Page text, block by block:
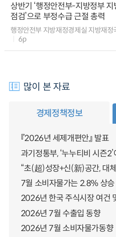
상반기 ‘행정안전부-지방정부
점검’으로 부정수급 근절 총력
행정안전부 지방재정경제실 지방재정
6p
많이 본 자료
경제정책정보
『2026년 세제개편안』 발표
과기정통부, ‘누누티비 시즌
“초(超)성장+신(新)공간, 대
7월 소비자물가는 2.8% 상승
2026년 한국 주식시장 여건
2026년 7월 수출입 동향
2026년 7월 소비자물가동향